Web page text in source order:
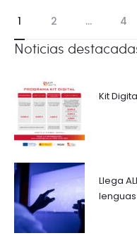
Paginación
de
1 2 … 4
Noticias
Kit
Llega